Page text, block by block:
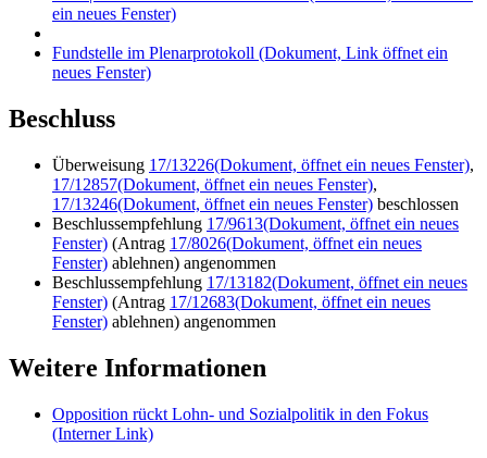
ein neues Fenster)
Fundstelle im Plenarprotokoll (Dokument, Link öffnet ein
neues Fenster)
Beschluss
Überweisung 17/13226(Dokument, öffnet ein neues Fenster),
17/12857(Dokument, öffnet ein neues Fenster),
17/13246(Dokument, öffnet ein neues Fenster) beschlossen
Beschlussempfehlung 17/9613(Dokument, öffnet ein neues
Fenster) (Antrag 17/8026(Dokument, öffnet ein neues
Fenster) ablehnen) angenommen
Beschlussempfehlung 17/13182(Dokument, öffnet ein neues
Fenster) (Antrag 17/12683(Dokument, öffnet ein neues
Fenster) ablehnen) angenommen
Weitere Informationen
Opposition rückt Lohn- und Sozialpolitik in den Fokus
(Interner Link)